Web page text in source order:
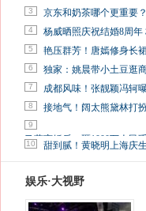
3 京东和奶茶哪个更重要
4 杨威晒照庆祝结婚8周
5 艳压群芳！唐嫣修身长
6 独家：姚晨带小土豆逛
7 成都风味！张靓颖冯轲
8 接地气！阔太熊黛林打
9
马蓉离婚后，砸1000万人民
10 甜到腻！黄晓明上海庆
娱乐·大视野